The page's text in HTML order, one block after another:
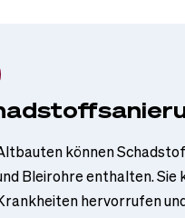
können
Bleirohre enthalten. Sie
hervorrufen